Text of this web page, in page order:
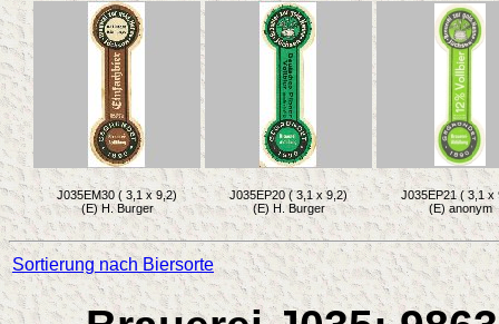
J035EM30 ( 3,1 x 9,2)
(E) H. Burger
J035EP20 ( 3,1 x 9,2)
(E) H. Burger
J035EP21 ( 3,1 x
(E) anonym
Sortierung nach Biersorte